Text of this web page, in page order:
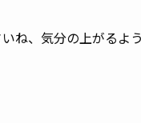
ね、気分の上がるよ